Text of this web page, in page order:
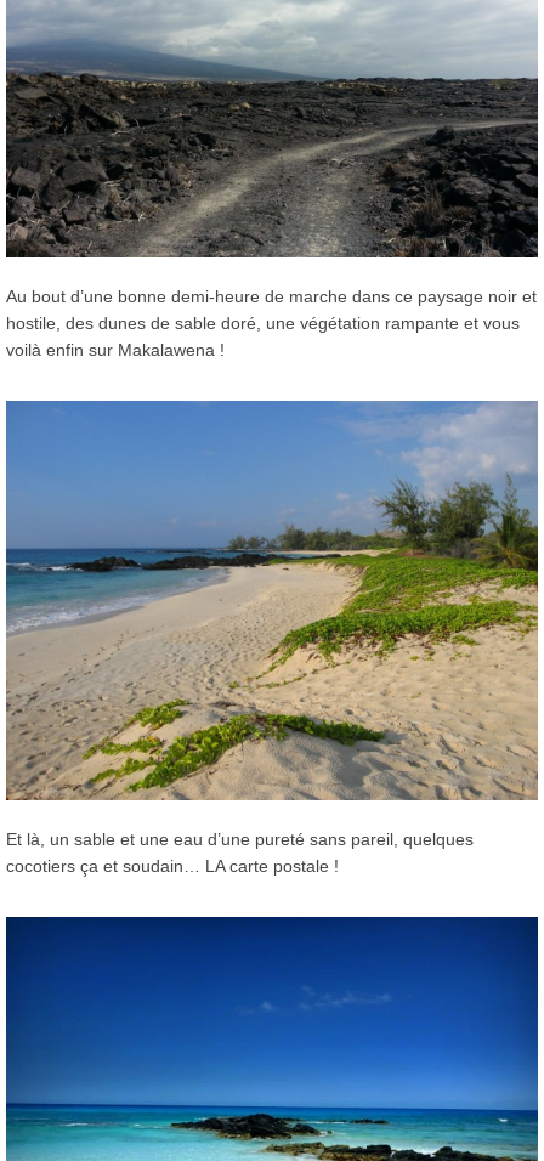
Au bout d’une bonne demi-heure de marche dans ce paysage noir et
hostile, des dunes de sable doré, une végétation rampante et vous
voilà enfin sur Makalawena !
Et là, un sable et une eau d’une pureté sans pareil, quelques
cocotiers ça et soudain… LA carte postale !